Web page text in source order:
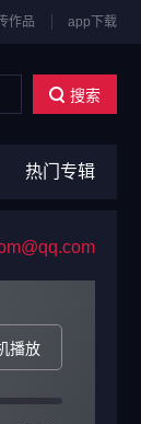
作品 app下载
搜索
热门专辑
播放